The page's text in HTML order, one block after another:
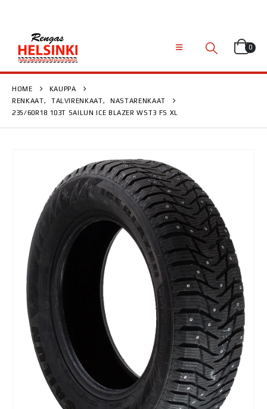
0
HOME
KAUPPA
RENKAAT, TALVIRENKAAT,
NASTARENKAAT
235/60R18 103T SAILUN ICE BLAZER WST3 FS XL